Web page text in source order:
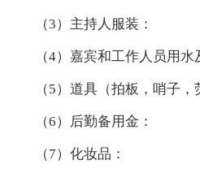
（3）主持人服装：
（4）嘉宾和工作人员用水
（5）道具（拍板，哨子
（6）后勤备用金：
（7）化妆品：